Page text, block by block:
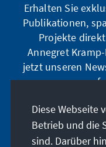
Erhalten Sie
Publikationen,
Projekte
Annegret
jetzt unseren
auf
Diese Webseite
Betrieb und die
sind. Darüber